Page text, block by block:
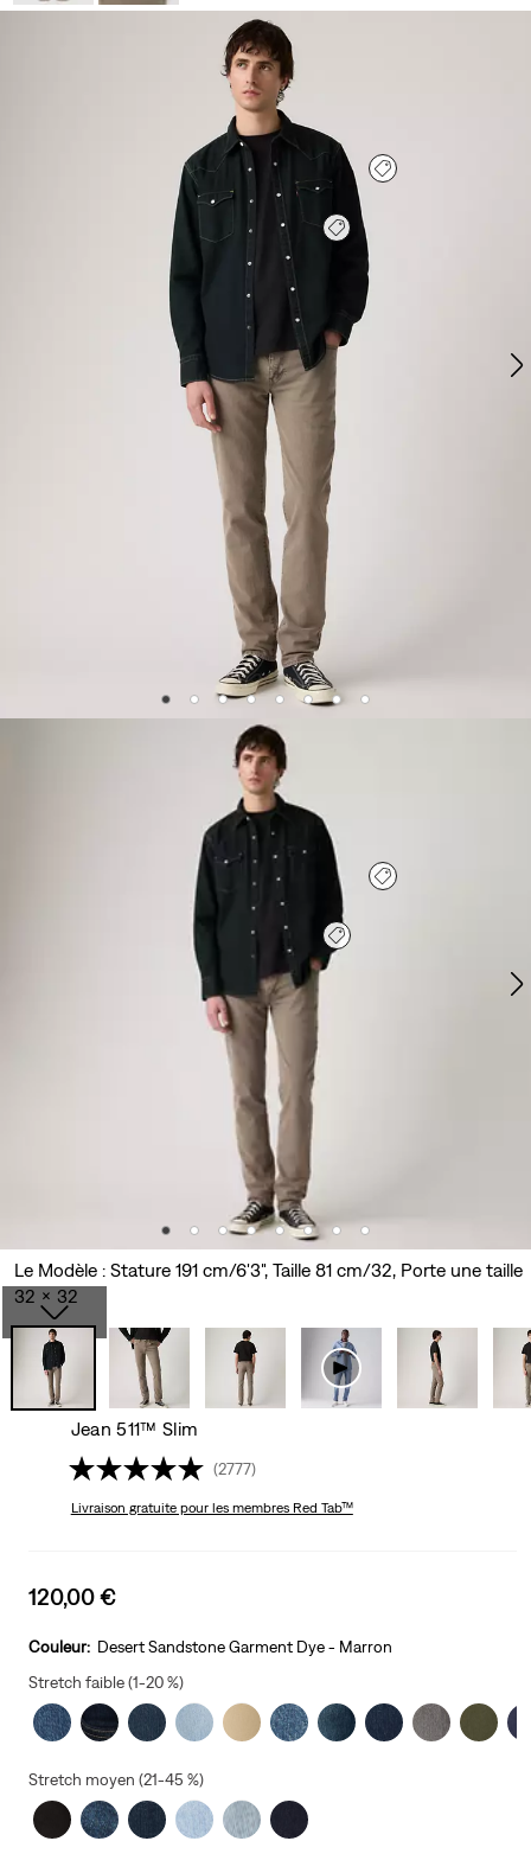
Le Modèle : Stature 191 cm/6'3", Taille 81 cm/32, Porte une taille
32 x 32
Jean 511™ Slim
(2777)
Livraison gratuitepour les membres Red Tab™
Sale
is
120,00 €
Couleur: Desert Sandstone Garment Dye - Marron
Stretch faible (1-20 %)
Stretch moyen (21-45 %)